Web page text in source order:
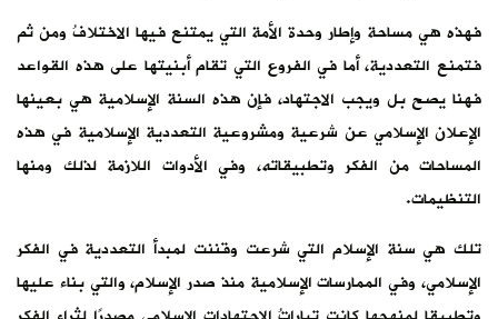
فهذه هي مساحة وإطار وحدة الأمة التي يمتنع فيها الاختلافُ ومن ثم
فتمنع التعددية، أما في الفروع التي تقام أبنيتها على هذه القواعد
فهنا يصح بل ويجب الاجتهاد، فإن هذه السنة الإسلامية هي بعينها
الإعلان الإسلامي عن شرعية ومشروعية التعددية الإسلامية في هذه
المساحات من الفكر وتطبيقاته، وفي الأدوات اللازمة لذلك ومنها
التنظيمات.
تلك هي سنة الإسلام التي شرعت وقننت لمبدأ التعددية في الفكر
الإسلامي، وفي الممارسات الإسلامية منذ صدر الإسلام، والتي بناء عليها